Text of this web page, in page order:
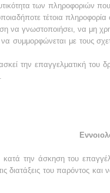
των πληροφοριών
τέτοια πληροφορία
να γνωστοποιήσει, να μη
συμμορφώνεται με τους
την επαγγελματική του
κατά την άσκηση του
διατάξεις του παρόντος